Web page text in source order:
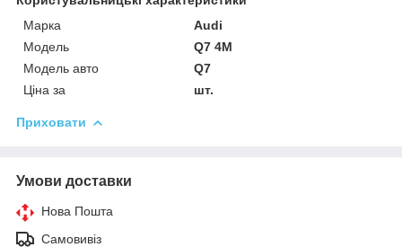
Марка
Audi
Мoдель
Q7 4M
Модель авто
Q7
Ціна за
шт.
Приховати
Умови доставки
Нова Пошта
Самовивіз